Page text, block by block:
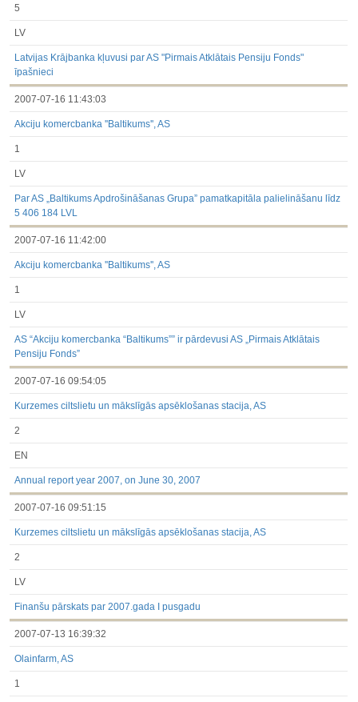
5
LV
Latvijas Krājbanka kļuvusi par AS "Pirmais Atklātais Pensiju Fonds"
īpašnieci
2007-07-16 11:43:03
Akciju komercbanka ''Baltikums'', AS
1
LV
Par AS „Baltikums Apdrošināšanas Grupa” pamatkapitāla palielināšanu līdz
5 406 184 LVL
2007-07-16 11:42:00
Akciju komercbanka ''Baltikums'', AS
1
LV
AS “Akciju komercbanka “Baltikums”” ir pārdevusi AS „Pirmais Atklātais
Pensiju Fonds”
2007-07-16 09:54:05
Kurzemes ciltslietu un mākslīgās apsēklošanas stacija, AS
2
EN
Annual report year 2007, on June 30, 2007
2007-07-16 09:51:15
Kurzemes ciltslietu un mākslīgās apsēklošanas stacija, AS
2
LV
Finanšu pārskats par 2007.gada I pusgadu
2007-07-13 16:39:32
Olainfarm, AS
1